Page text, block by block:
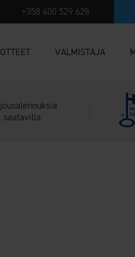
+358 400 529 628
VALMISTAJA
saatavilla